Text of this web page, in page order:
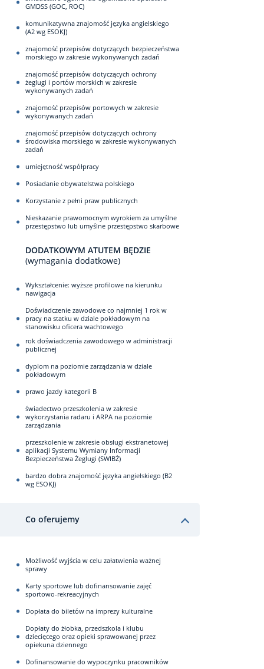
GMDSS (GOC, ROC)
komunikatywna znajomość języka angielskiego
(A2 wg ESOKJ)
znajomość przepisów dotyczących bezpieczeństwa
morskiego w zakresie wykonywanych zadań
znajomość przepisów dotyczących ochrony
żeglugi i portów morskich w zakresie
wykonywanych zadań
znajomość przepisów portowych w zakresie
wykonywanych zadań
znajomość przepisów dotyczących ochrony
środowiska morskiego w zakresie wykonywanych
zadań
umiejętność współpracy
Posiadanie obywatelstwa polskiego
Korzystanie z pełni praw publicznych
Nieskazanie prawomocnym wyrokiem za umyślne
przestępstwo lub umyślne przestępstwo skarbowe
DODATKOWYM ATUTEM BĘDZIE
(wymagania dodatkowe)
Wykształcenie: wyższe profilowe na kierunku
nawigacja
Doświadczenie zawodowe co najmniej 1 rok w
pracy na statku w dziale pokładowym na
stanowisku oficera wachtowego
rok doświadczenia zawodowego w administracji
publicznej
dyplom na poziomie zarządzania w dziale
pokładowym
prawo jazdy kategorii B
świadectwo przeszkolenia w zakresie
wykorzystania radaru i ARPA na poziomie
zarządzania
przeszkolenie w zakresie obsługi ekstranetowej
aplikacji Systemu Wymiany Informacji
Bezpieczeństwa Żeglugi (SWIBŻ)
bardzo dobra znajomość języka angielskiego (B2
wg ESOKJ)
Co oferujemy
Możliwość wyjścia w celu załatwienia ważnej
sprawy
Karty sportowe lub dofinansowanie zajęć
sportowo-rekreacyjnych
Dopłata do biletów na imprezy kulturalne
Dopłaty do żłobka, przedszkola i klubu
dziecięcego oraz opieki sprawowanej przez
opiekuna dziennego
Dofinansowanie do wypoczynku pracowników